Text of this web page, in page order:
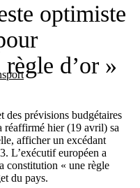
optimiste
d’or »
des prévisions budgétaires
réaffirmé hier (19 avril) sa
afficher un excédant
L’exécutif européen a
constitution « une règle
du pays.